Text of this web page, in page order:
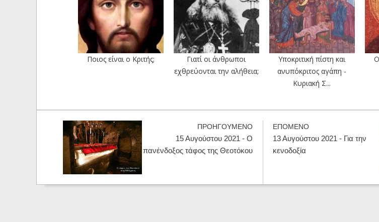
Ποιος είναι ο Κριτής;
Γιατί οι άνθρωποι
εχθρεύονται την αλήθεια;
Υποκριτική πίστη και
ανυπόκριτος αγάπη -
Κυριακή Σ...
ΠΡΟΗΓΟΥΜΕΝΟ
15 Αυγούστου 2021 - Ο
πανένδοξος τάφος της Θεοτόκου
ΕΠΟΜΕΝΟ
13 Αυγούστου 2021 - Για την
κενοδοξία